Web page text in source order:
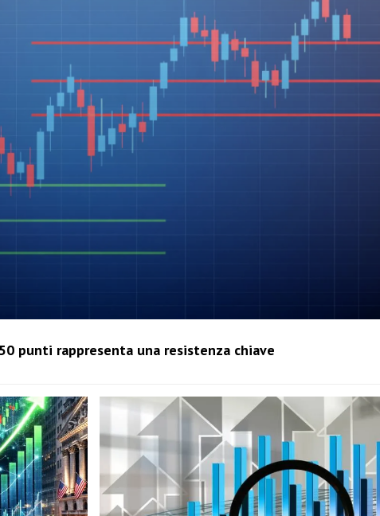
punti rappresenta una resistenza chiave